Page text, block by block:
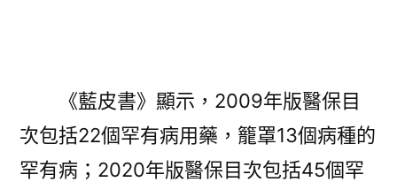
《藍皮書》顯示，2009年版醫保目
次包括22個罕有病用藥，籠罩13個病種的
罕有病；2020年版醫保目次包括45個罕